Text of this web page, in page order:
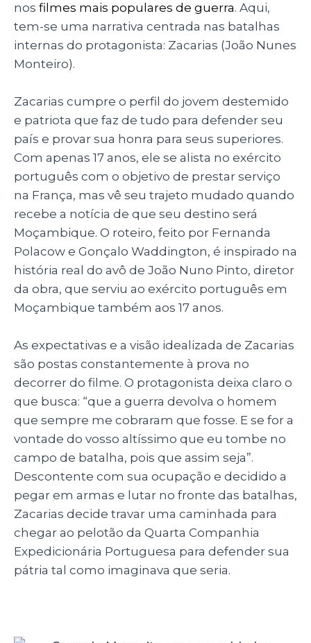
nos filmes mais populares de guerra. Aqui,
tem-se uma narrativa centrada nas batalhas
internas do protagonista: Zacarias (João Nunes
Monteiro).
Zacarias cumpre o perfil do jovem destemido
e patriota que faz de tudo para defender seu
país e provar sua honra para seus superiores.
Com apenas 17 anos, ele se alista no exército
português com o objetivo de prestar serviço
na França, mas vê seu trajeto mudado quando
recebe a notícia de que seu destino será
Moçambique. O roteiro, feito por Fernanda
Polacow e Gonçalo Waddington, é inspirado na
história real do avô de João Nuno Pinto, diretor
da obra, que serviu ao exército português em
Moçambique também aos 17 anos.
As expectativas e a visão idealizada de Zacarias
são postas constantemente à prova no
decorrer do filme. O protagonista deixa claro o
que busca: “que a guerra devolva o homem
que sempre me cobraram que fosse. E se for a
vontade do vosso altíssimo que eu tombe no
campo de batalha, pois que assim seja”.
Descontente com sua ocupação e decidido a
pegar em armas e lutar no fronte das batalhas,
Zacarias decide travar uma caminhada para
chegar ao pelotão da Quarta Companhia
Expedicionária Portuguesa para defender sua
pátria tal como imaginava que seria.